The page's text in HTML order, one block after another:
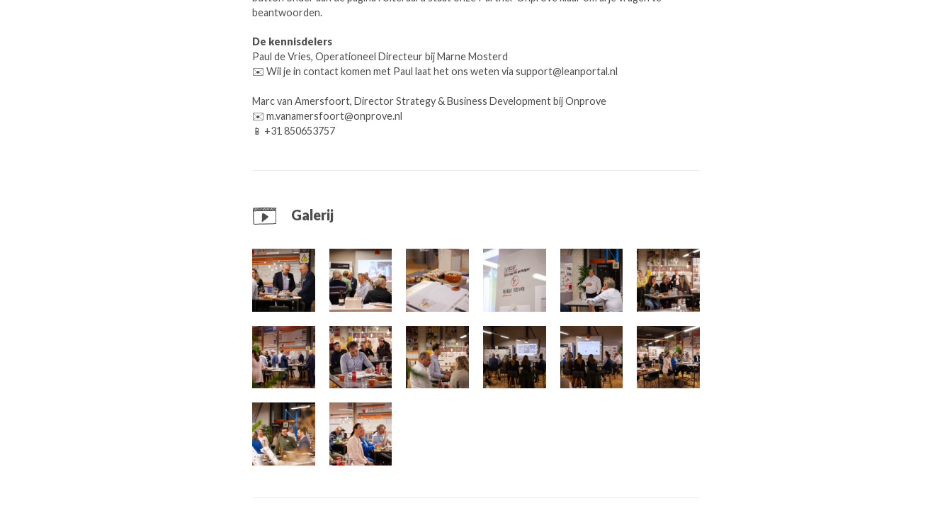
beantwoorden.
De kennisdelers
Paul de Vries, Operationeel Directeur bij Marne Mosterd
✉️ Wil je in contact komen met Paul laat het ons weten via support@leanportal.nl
Marc van Amersfoort, Director Strategy & Business Development bij Onprove
✉️ m.vanamersfoort@onprove.nl
📱 +31 850653757
Galerij